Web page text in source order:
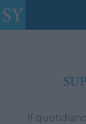
Il